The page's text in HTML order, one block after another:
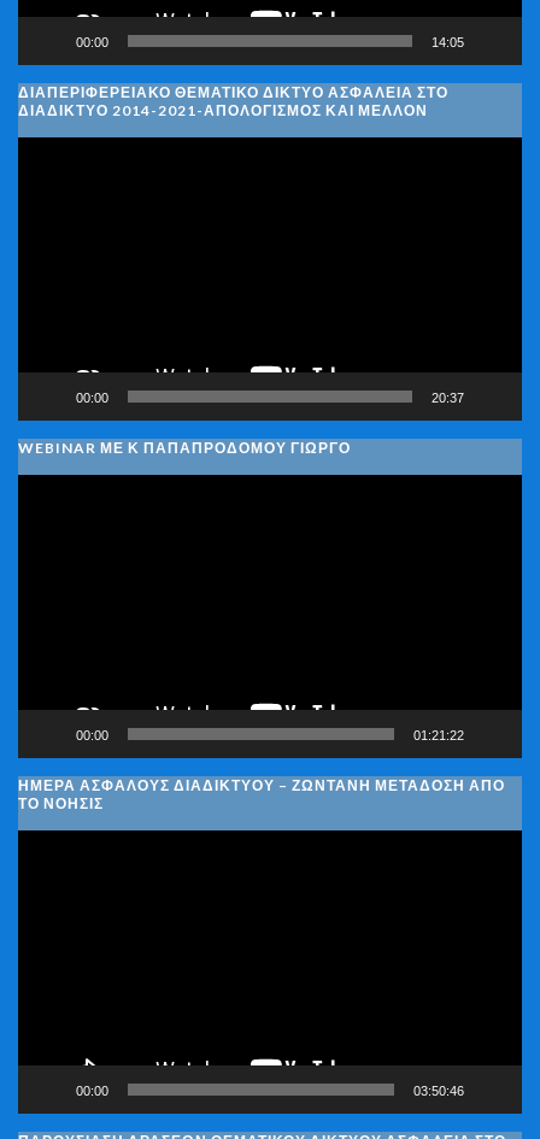
00:00 14:05
ΔΙΑΠΕΡΙΦΕΡΕΙΑΚΌ ΘΕΜΑΤΙΚΌ ΔΊΚΤΥΟ ΑΣΦΆΛΕΙΑ ΣΤΟ
ΔΙΑΔΊΚΤΥΟ 2014-2021-ΑΠΟΛΟΓΙΣΜΌΣ ΚΑΙ ΜΈΛΛΟΝ
00:00 20:37
WEBINAR ΜΕ Κ ΠΑΠΑΠΡΟΔΌΜΟΥ ΓΙΏΡΓΟ
00:00 01:21:22
ΗΜΈΡΑ ΑΣΦΑΛΟΎΣ ΔΙΑΔΙΚΤΎΟΥ – ΖΩΝΤΑΝΉ ΜΕΤΆΔΟΣΗ ΑΠΌ
ΤΟ ΝΟΗΣΙΣ
00:00 03:50:46